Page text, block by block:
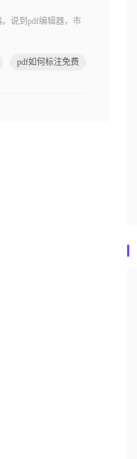
说到pdf编辑器，市
pdf如何标注免费